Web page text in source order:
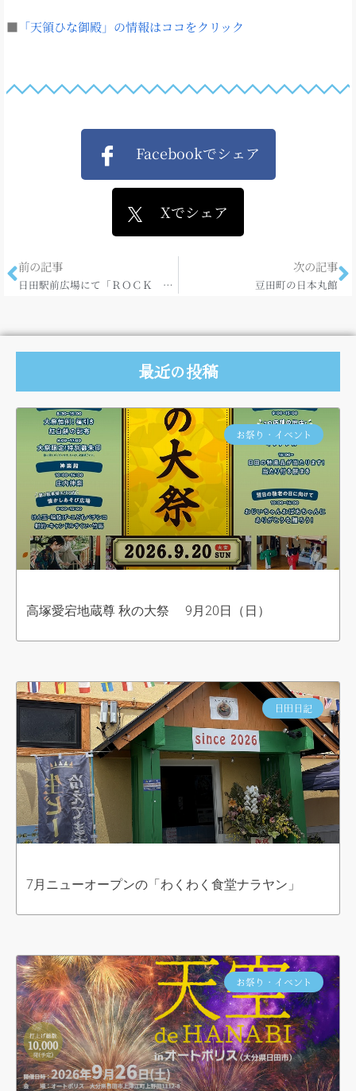
■ 「天領ひな御殿」の情報はココをクリック
Facebookでシェア
Xでシェア
前の記事
日田駅前広場にて「ＲＯＣＫ ＩＣＥ ＦＥＳ」が開催されます！
次の記事
豆田町の日本丸館
最近の投稿
お祭り・イベント
高塚愛宕地蔵尊 秋の大祭 9月20日（日）
日田日記
7月ニューオープンの「わくわく食堂ナラヤン」
お祭り・イベント